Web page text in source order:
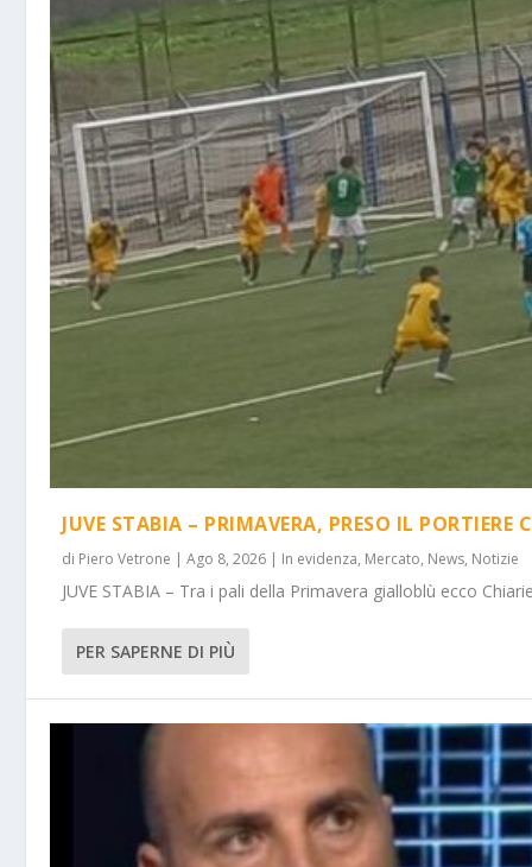
JUVE STABIA – PRIMAVERA, PRESO IL PORTIERE
di Piero Vetrone |Ago 8, 2026 | In evidenza, Mercato, News, Notizie
JUVE STABIA – Tra i pali della Primavera gialloblù ecco
PER SAPERNE DI PIÙ